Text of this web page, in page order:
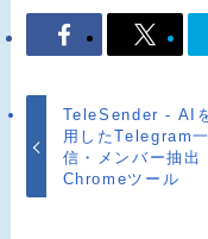
TeleSender - AI
用したTelegram
信・メンバー抽出
Chromeツール